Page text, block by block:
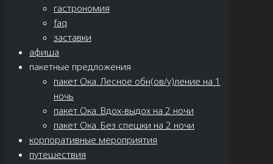
гастрономия
faq
заставки
афиша
пакетные предложения
пакет Ока. Лесное обн(ов/у)ление на 1
ночь
пакет Ока. Вдох-выдох на 2 ночи
пакет Ока. Без спешки на 2 ночи
корпоративные мероприятия
путешествия